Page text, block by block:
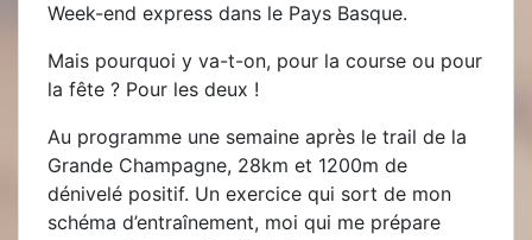
Week-end express dans le Pays Basque.
Mais pourquoi y va-t-on, pour la course ou pour
la fête ? Pour les deux !
Au programme une semaine après le trail de la
Grande Champagne, 28km et 1200m de
dénivelé positif. Un exercice qui sort de mon
schéma d’entraînement, moi qui me prépare